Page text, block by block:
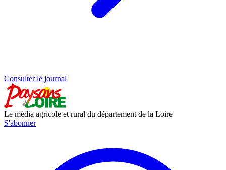
Consulter le journal
Le média agricole et rural du département de la Loire
S'abonner